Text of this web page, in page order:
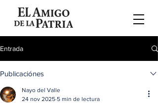
Entrada
Publicaciónes
Nayo del Valle
24 nov 2025 5 min de lectura